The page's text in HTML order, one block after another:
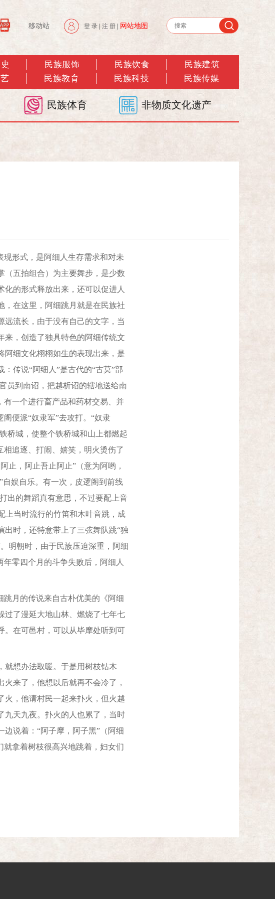
移动站 登 录 注 册 网站地图
民族服饰 民族饮食
民族建筑
民族教育 民族科技 民族传媒
民族体育 非物质文化遗产
形式，是阿细人生存需求和对未
（五拍组合）为主要舞步，是少数
的形式释放出来，还可以促进人
，在这里，阿细跳月就是在民族社
远流长，由于没有自己的文字，当
来，创造了独具特色的阿细传统文
阿细文化栩栩如生的表现出来，是
传说“阿细人”是古代的“古莫”部
员到南诏，把越析诏的辖地送给南
有一个进行畜产品和药材交易、并
便派“奴隶军”去攻打。“奴隶
桥城，使整个铁桥城和山上都燃起
追逐、打闹、嬉笑，明火烫伤了
止，阿止吾止阿止”（意为阿哟，
自娱自乐。有一次，皮逻阁到前线
出的舞蹈真有意思，不过要配上音
上当时流行的竹笛和木叶音跳，成
时，还特意带上了三弦舞队跳“独
明朝时，由于民族压迫深重，阿细
零四个月的斗争失败后，阿细人
月的传说来自古朴优美的《阿细
过了漫延大地山林、燃烧了七年七
。在可邑村，可以从毕摩处听到可
想办法取暖。于是用树枝钻木
来了，他想以后就再不会冷了，
火，他请村民一起来扑火，但火越
九天九夜。扑火的人也累了，当时
说着：“阿子摩，阿子黑”（阿细
就拿着树枝很高兴地跳着，妇女们